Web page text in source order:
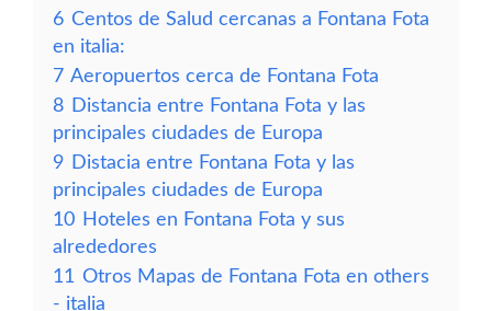
6 Centos de Salud cercanas a Fontana Fota
en italia:
7 Aeropuertos cerca de Fontana Fota
8 Distancia entre Fontana Fota y las
principales ciudades de Europa
9 Distacia entre Fontana Fota y las
principales ciudades de Europa
10 Hoteles en Fontana Fota y sus
alrededores
11 Otros Mapas de Fontana Fota en others
- italia